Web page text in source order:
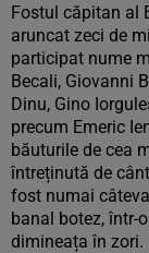
Fostul căpitan al
aruncat zeci de
participat nume
Becali, Giovanni
Dinu, Gino
precum Emeric
băuturile de cea
întreținută de
fost numai
banal botez, într-
dimineața în zori.